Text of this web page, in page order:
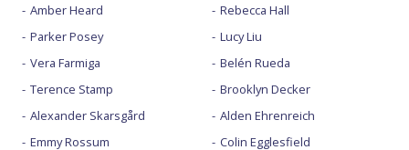
Amber Heard
Parker Posey
Vera Farmiga
Terence Stamp
Alexander Skarsgård
Emmy Rossum
Rebecca Hall
Lucy Liu
Belén Rueda
Brooklyn Decker
Alden Ehrenreich
Colin Egglesfield